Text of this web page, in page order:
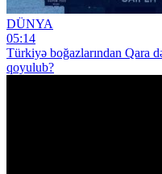
DÜNYA
05:14
Türkiyə boğazlarından Qara
qoyulub?